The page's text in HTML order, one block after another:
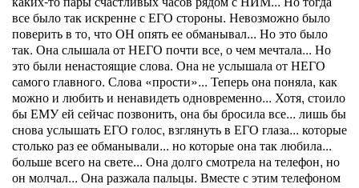
все было так искренне с ЕГО стороны. Невозможно было
поверить в то, что ОН опять ее обманывал... Но это было
так. Она слышала от НЕГО почти все, о чем мечтала... Но
это были ненастоящие слова. Она не услышала от НЕГО
самого главного. Слова «прости»... Теперь она поняла, как
можно и любить и ненавидеть одновременно... Хотя, стоило
бы ЕМУ ей сейчас позвонить, она бы бросила все... лишь бы
снова услышать ЕГО голос, взглянуть в ЕГО глаза... которые
столько раз ее обманывали... но которые она так любила...
больше всего на свете... Она долго смотрела на телефон, но
он молчал... Она разжала пальцы. Вместе с этим телефоном